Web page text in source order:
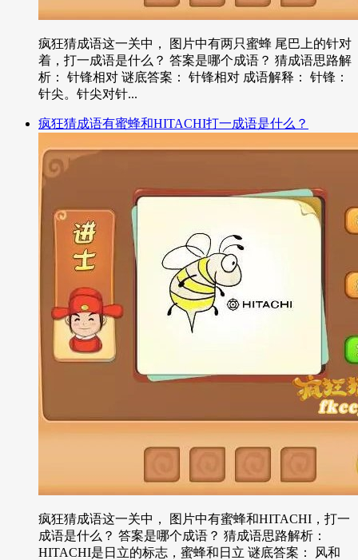
疯狂猜成语这一关中， 图片中有两只蜜蜂 尾巴上的针对
着，打一成语是什么？ 答案是哪个成语？ 猜成语思路解
析： 针锋相对 谜底答案： 针锋相对 成语解释： 针锋：
针尖。针尖对针...
疯狂猜成语有蜜蜂和HITACHI打一成语是什么？
疯狂猜成语这一关中， 图片中有蜜蜂和HITACHI，打一
成语是什么？ 答案是哪个成语？ 猜成语思路解析：
HITACHI是日立的标志，蜜蜂和日立 谜底答案： 风和